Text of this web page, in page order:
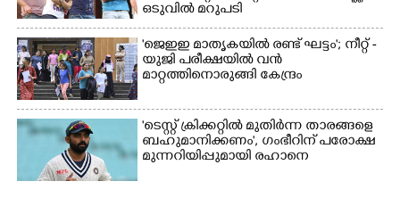
ഒടുവിൽ മറുപടി
'ജെഇഇ മാതൃകയിൽ രണ്ട് ഘട്ടം'; നീറ്റ് -
യുജി പരീക്ഷയിൽ വൻ
മാറ്റത്തിനൊരുങ്ങി കേന്ദ്രം
'ടെസ്റ്റ് ക്രിക്കറ്റിൽ മുതിർന്ന താരങ്ങളെ
ബഹുമാനിക്കണം', ഗംഭീറിന് പരോക്ഷ
മുന്നറിയിപ്പുമായി രഹാനെ